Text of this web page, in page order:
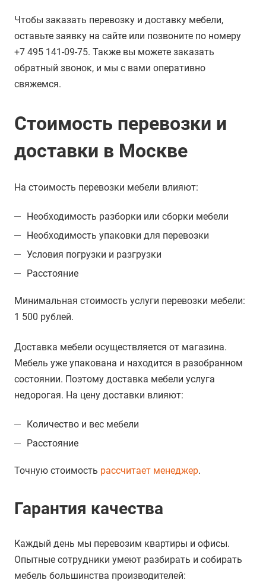
Чтобы заказать перевозку и доставку мебели,
оставьте заявку на сайте или позвоните по номеру
+7 495 141-09-75. Также вы можете заказать
обратный звонок, и мы с вами оперативно
свяжемся.
Стоимость перевозки и
доставки в Москве
На стоимость перевозки мебели влияют:
Необходимость разборки или сборки мебели
Необходимость упаковки для перевозки
Условия погрузки и разгрузки
Расстояние
Минимальная стоимость услуги перевозки мебели:
1 500 рублей.
Доставка мебели осуществляется от магазина.
Мебель уже упакована и находится в разобранном
состоянии. Поэтому доставка мебели услуга
недорогая. На цену доставки влияют:
Количество и вес мебели
Расстояние
Точную стоимость рассчитает менеджер.
Гарантия качества
Каждый день мы перевозим квартиры и офисы.
Опытные сотрудники умеют разбирать и собирать
мебель большинства производителей: